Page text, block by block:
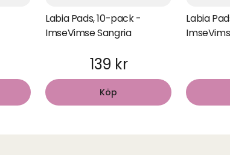
Labia Pads, 10-pack -
ImseVimse Sangria
139 kr
Köp
Labia